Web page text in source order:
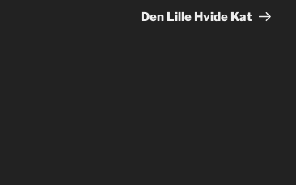
indlæg
Den Lille Hvide Kat